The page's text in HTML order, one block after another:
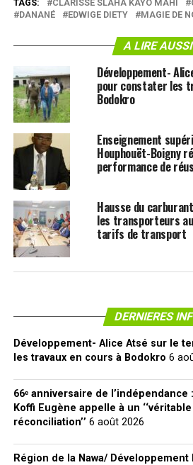
TAGS: CLARISSE SLAHA KAYO MAHI
DANANÉ
EDWIGE DIETY MAGIE DE
A LIRE AUSSI
Développement-
pour constater les
Bodokro
Enseignement
Houphouët-Boigny
performance de
Hausse du
les transporteurs
tarifs de transport
DERNIERES
Développement- Alice Atsé sur le
les travaux en cours à Bodokro 6
66ᵉ anniversaire de l’indépendance
Koffi Eugène appelle à un
réconciliation’’ 6 août 2026
Région de la Nawa/ Développement